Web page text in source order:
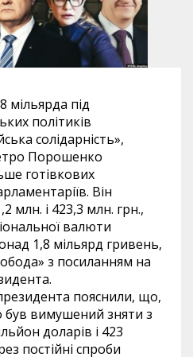
мільярда під
політиків
солідарність»,
Порошенко
готівкових
Він
млн. і 423,3 млн. грн.,
валюти
1,8 мільярд гривень,
з посиланням на
пояснили, що,
вимушений зняти з
доларів і 423
постійні спроби